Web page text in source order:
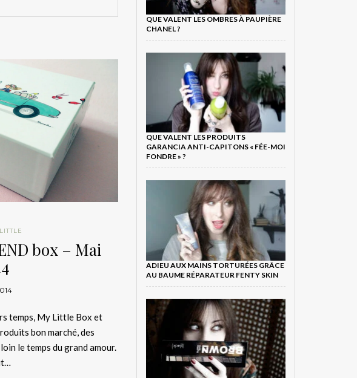
box – Mai
temps, My Little Box et
bon marché, des
le temps du grand amour.
QUE VALENT LES OMBRES À PAUPIÈRE
CHANEL ?
QUE VALENT LES PRODUITS
GARANCIA ANTI-CAPITONS « FÉE-MOI
FONDRE » ?
ADIEU AUX MAINS TORTURÉES GRÂCE
AU BAUME RÉPARATEUR FENTY SKIN